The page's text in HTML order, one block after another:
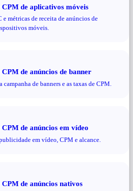
de aplicativos móveis
e métricas de receita de anúncios de
móveis.
de anúncios de banner
campanha de banners e as taxas de CPM.
de anúncios em vídeo
em vídeo, CPM e alcance.
de anúncios nativos